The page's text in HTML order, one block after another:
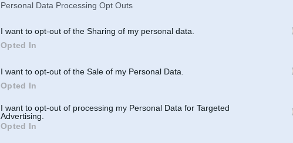
Personal Data Processing Opt Outs
I want to opt-out of the Sharing of my personal data.
Opted In
I want to opt-out of the Sale of my Personal Data.
Opted In
I want to opt-out of processing my Personal Data for Targeted
Advertising.
Opted In